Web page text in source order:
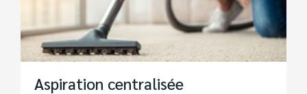
Aspiration centralisée